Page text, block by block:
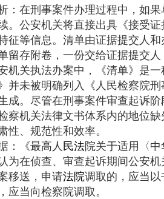
：在刑事案件办理过程中，如
。公安机关将直接出具《接受
征等信息。清单由证据提交人
留存附卷，一份交给证据提交
机关执法办案中，《清单》是一
并未被明确列入《人民检察院刑
成。尽管在刑事案件审查起诉
察机关法律文书体系内的地位
性、规范性和效率。
：《最高人民法院关于适用〈
为在侦查、审查起诉期间公安
移送，申请法院调取的，应当
应当向检察院调取。